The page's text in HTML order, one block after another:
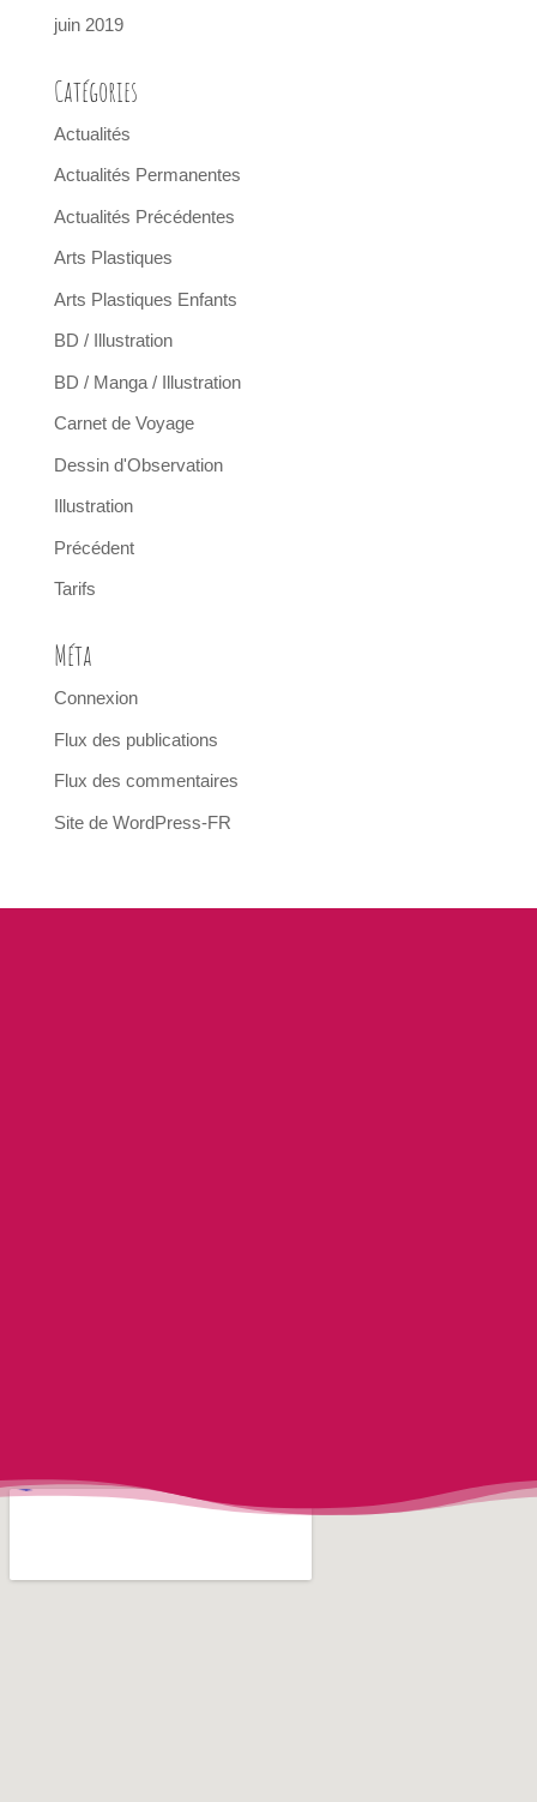
juin 2019
Catégories
Actualités
Actualités Permanentes
Actualités Précédentes
Arts Plastiques
Arts Plastiques Enfants
BD / Illustration
BD / Manga / Illustration
Carnet de Voyage
Dessin d'Observation
Illustration
Précédent
Tarifs
Méta
Connexion
Flux des publications
Flux des commentaires
Site de WordPress-FR